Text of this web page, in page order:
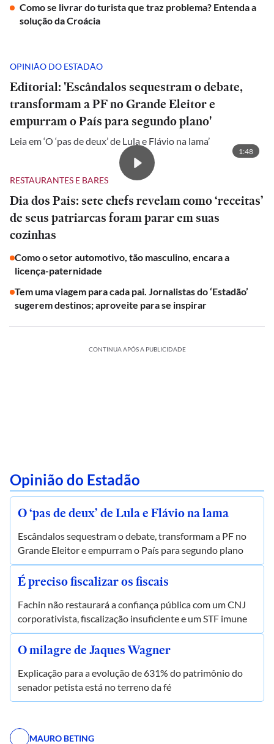
Como se livrar do turista que traz problema? Entenda a
solução da Croácia
OPINIÃO DO ESTADÃO
Editorial: 'Escândalos sequestram o debate,
transformam a PF no Grande Eleitor e
empurram o País para segundo plano'
Leia em ‘O ‘pas de deux’ de Lula e Flávio na lama’
1:48
RESTAURANTES E BARES
Dia dos Pais: sete chefs revelam como ‘receitas’
de seus patriarcas foram parar em suas
cozinhas
Como o setor automotivo, tão masculino, encara a
licença-paternidade
Tem uma viagem para cada pai. Jornalistas do ‘Estadão’
sugerem destinos; aproveite para se inspirar
CONTINUA APÓS A PUBLICIDADE
Opinião do Estadão
O ‘pas de deux’ de Lula e Flávio na lama
Escândalos sequestram o debate, transformam a PF no
Grande Eleitor e empurram o País para segundo plano
É preciso fiscalizar os fiscais
Fachin não restaurará a confiança pública com um CNJ
corporativista, fiscalização insuficiente e um STF imune
O milagre de Jaques Wagner
Explicação para a evolução de 631% do patrimônio do
senador petista está no terreno da fé
MAURO BETING